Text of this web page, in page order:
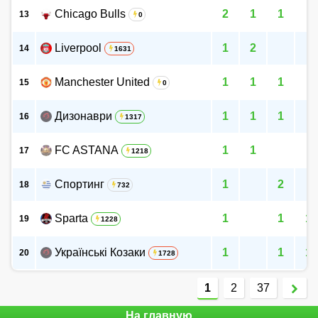
13 Chicago Bulls 0 2 1 1
14 Liverpool 1631 1 2
15 Manchester United 0 1 1 1
16 Дизонаври 1317 1 1 1
17 FC ASTANA 1218 1 1
18 Спортинг 732 1 2
19 Sparta 1228 1 1 1
20 Українські Козаки 1728 1 1 1
1 2 37
На главную